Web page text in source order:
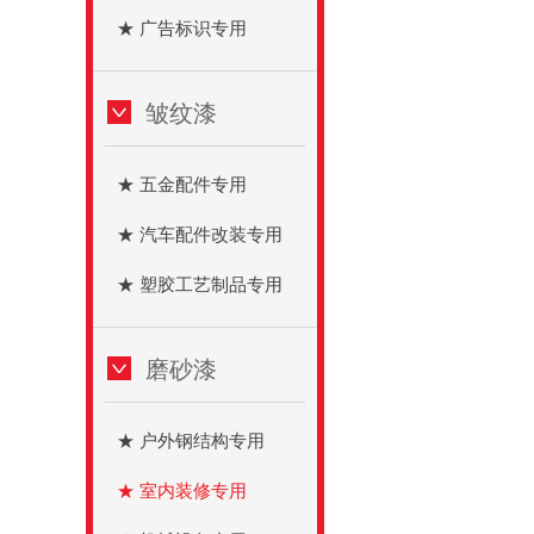
★ 广告标识专用
皱纹漆
★ 五金配件专用
★ 汽车配件改装专用
★ 塑胶工艺制品专用
磨砂漆
★ 户外钢结构专用
★ 室内装修专用